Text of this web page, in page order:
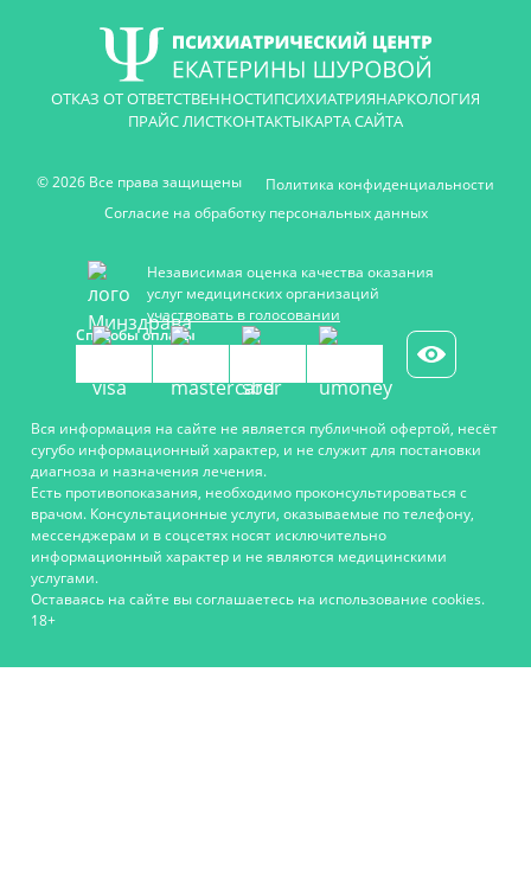
ОТКАЗ ОТ ОТВЕТСТВЕННОСТИПСИХИАТРИЯНАРКОЛОГИЯ
ПРАЙС ЛИСТКОНТАКТЫКАРТА САЙТА
© 2026 Все права защищены
Политика конфиденциальности
Согласие на обработку персональных данных
Независимая оценка качества оказания
услуг медицинских организаций
участвовать в голосовании
Способы оплаты
Вся информация на сайте не является публичной офертой, несёт
сугубо информационный характер, и не служит для постановки
диагноза и назначения лечения.
Есть противопоказания, необходимо проконсультироваться с
врачом. Консультационные услуги, оказываемые по телефону,
мессенджерам и в соцсетях носят исключительно
информационный характер и не являются медицинскими
услугами.
Оставаясь на сайте вы соглашаетесь на использование cookies.
18+